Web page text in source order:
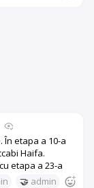
În etapa a 10-a
Haifa.
etapa a 23-a
🤝 admin